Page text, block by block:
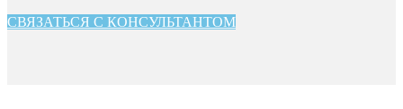
СВЯЗАТЬСЯ С КОНСУЛЬТАНТОМ